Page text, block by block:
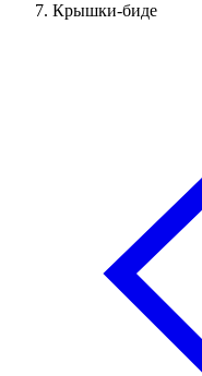
Крышки-биде